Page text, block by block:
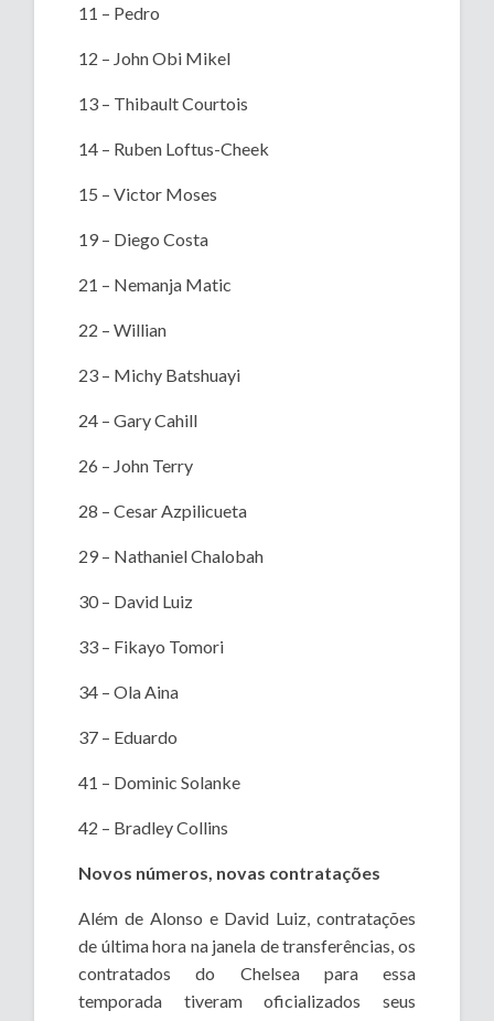
11 – Pedro
12 – John Obi Mikel
13 – Thibault Courtois
14 – Ruben Loftus-Cheek
15 – Victor Moses
19 – Diego Costa
21 – Nemanja Matic
22 – Willian
23 – Michy Batshuayi
24 – Gary Cahill
26 – John Terry
28 – Cesar Azpilicueta
29 – Nathaniel Chalobah
30 – David Luiz
33 – Fikayo Tomori
34 – Ola Aina
37 – Eduardo
41 – Dominic Solanke
42 – Bradley Collins
Novos números, novas contratações
Além de Alonso e David Luiz, contratações
de última hora na janela de transferências, os
contratados do Chelsea para essa
temporada tiveram oficializados seus